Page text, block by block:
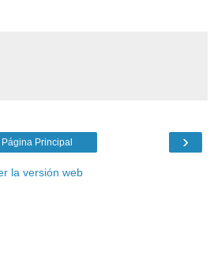
›
Página Principal
la versión web